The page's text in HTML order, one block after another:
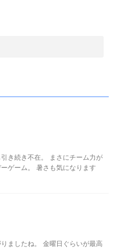
き続き不在。 まさにチーム力が
ゲーム。 暑さも気になります
したね。 金曜日ぐらいが最高